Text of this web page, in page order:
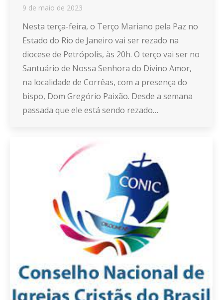
9 de maio de 2023
Nesta terça-feira, o Terço Mariano pela Paz no
Estado do Rio de Janeiro vai ser rezado na
diocese de Petrópolis, às 20h. O terço vai ser no
Santuário de Nossa Senhora do Divino Amor,
na localidade de Corrêas, com a presença do
bispo, Dom Gregório Paixão. Desde a semana
passada que ele está sendo rezado…